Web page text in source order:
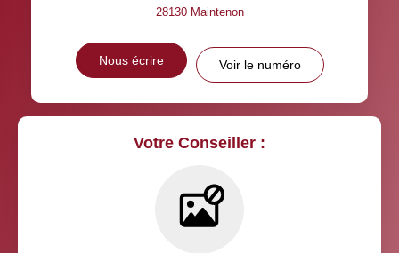
28130 Maintenon
Nous écrire Voir le numéro
Votre Conseiller :